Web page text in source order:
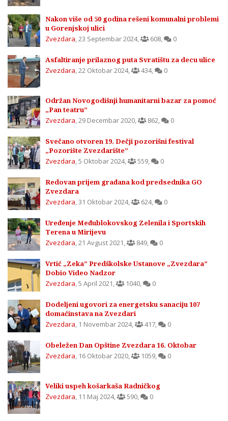
Nakon više od 50 godina rešeni komunalni problemi
u Gorenjskoj ulici
Zvezdara 23 Septembar 2024, 608 0
Asfaltiranje prilaznog puta Svratištu za decu ulice
Zvezdara 22 Oktobar 2024, 434, 0
Održan Novogodišnji humanitarni bazar za pomoć
„Pan teatru”
Zvezdara 29 Decembar 2020 862 0
Svečano otvoren 19. Dečji pozorišni festival
„Pozorište Zvezdarište”
Zvezdara 5 Oktobar 2024, 559 0
Redovan prijem građana kod predsednika GO
Zvezdara
Zvezdara 31 Oktobar 2024, 624, 0
Uređenje Međublokovskog Zelenila i Sportskih
Terena u Mirijevu
Zvezdara 21 Avgust 2021 849 0
Vrtić „Zeka” Predškolske Ustanove „Zvezdara”
Dobio Video Nadzor
Zvezdara 5 April 2021 1040 0
Dodeljeni ugovori za energetsku sanaciju 107
domaćinstava na Zvezdari
Zvezdara 1 Novembar 2024, 417 0
Obeležen Dan Opštine Zvezdara 16. Oktobar
Zvezdara 16 Oktobar 2020 1059 0
Veliki uspeh košarkaša Radničkog
Zvezdara 11 Maj 2024, 590 0